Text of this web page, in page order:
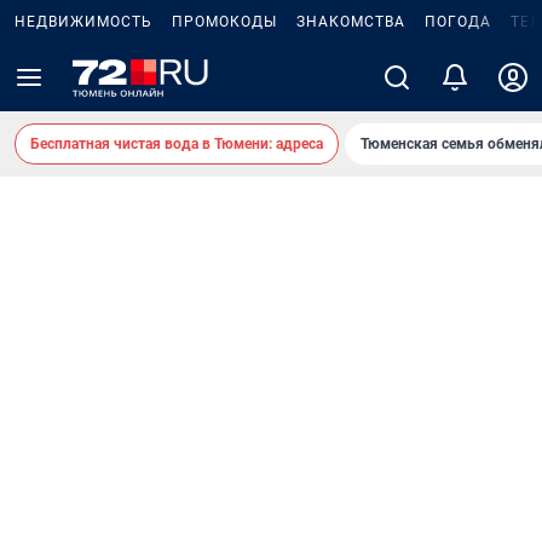
НЕДВИЖИМОСТЬ ПРОМОКОДЫ ЗНАКОМСТВА ПОГОДА
Бесплатная чистая вода в Тюмени: адреса Тюменская семья